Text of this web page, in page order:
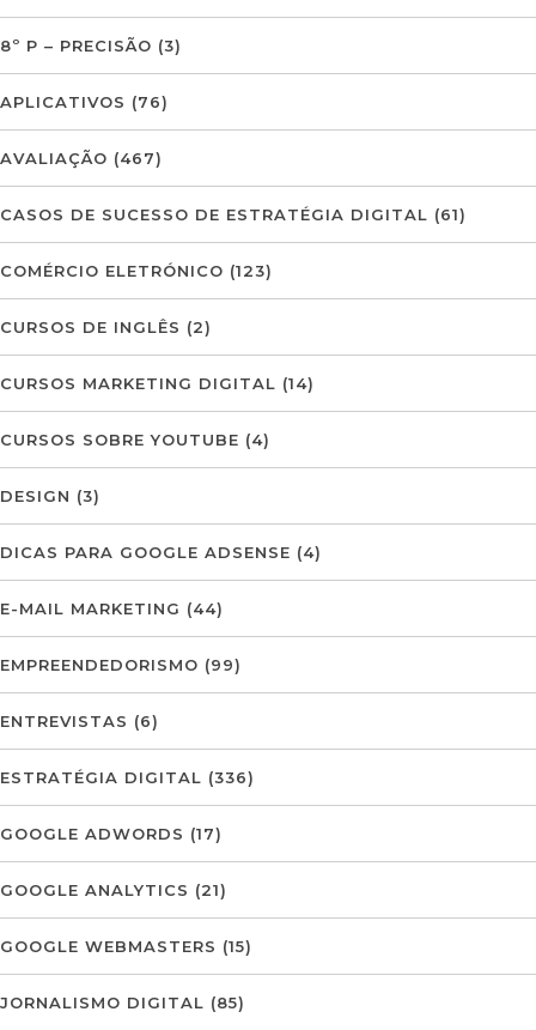
8º P – PRECISÃO (3)
APLICATIVOS (76)
AVALIAÇÃO (467)
CASOS DE SUCESSO DE ESTRATÉGIA DIGITAL (61)
COMÉRCIO ELETRÓNICO (123)
CURSOS DE INGLÊS (2)
CURSOS MARKETING DIGITAL (14)
CURSOS SOBRE YOUTUBE (4)
DESIGN (3)
DICAS PARA GOOGLE ADSENSE (4)
E-MAIL MARKETING (44)
EMPREENDEDORISMO (99)
ENTREVISTAS (6)
ESTRATÉGIA DIGITAL (336)
GOOGLE ADWORDS (17)
GOOGLE ANALYTICS (21)
GOOGLE WEBMASTERS (15)
JORNALISMO DIGITAL (85)